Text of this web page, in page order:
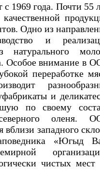
1969 года. Почти 55
Одно из
и
Особое внимание в
переработке
и
по своему
оленя.
вблизи западного
«Югыд
чистых мест